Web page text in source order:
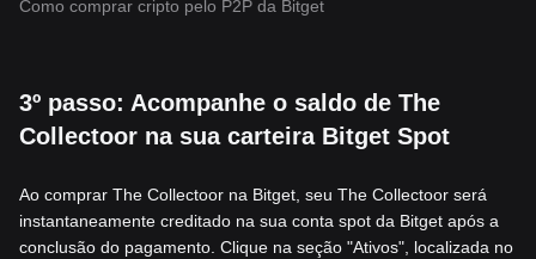
Como comprar cripto pelo P2P da Bitget
3º passo: Acompanhe o saldo de The
Collectoor na sua carteira Bitget Spot
Ao comprar The Collectoor na Bitget, seu The Collectoor será
instantaneamente creditado na sua conta spot da Bitget após a
conclusão do pagamento. Clique na seção "Ativos", localizada no